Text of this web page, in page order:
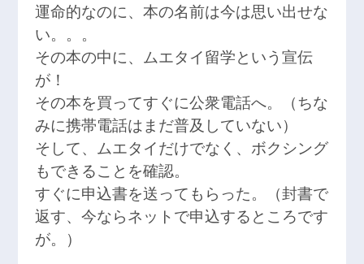
運命的なのに、本の名前は今は思い出せな
い。。。
その本の中に、ムエタイ留学という宣伝
が！
その本を買ってすぐに公衆電話へ。（ちな
みに携帯電話はまだ普及していない）
そして、ムエタイだけでなく、ボクシング
もできることを確認。
すぐに申込書を送ってもらった。（封書で
返す、今ならネットで申込するところです
が。）